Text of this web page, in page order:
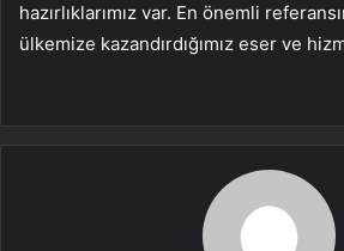
hazırlıklarımız var. En önemli
ülkemize kazandırdığımız eser ve